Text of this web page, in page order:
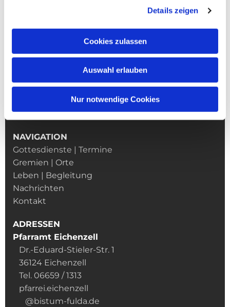
Details zeigen
Cookies zulassen
Auswahl erlauben
Nur notwendige Cookies
NAVIGATION
Gottesdienste | Termine
Gremien | Orte
Leben | Begleitung
Nachrichten
Kontakt
ADRESSEN
Pfarramt Eichenzell
Dr.-Eduard-Stieler-Str. 1
36124 Eichenzell
Tel. 06659 / 1313
pfarrei.eichenzell
@bistum-fulda.de